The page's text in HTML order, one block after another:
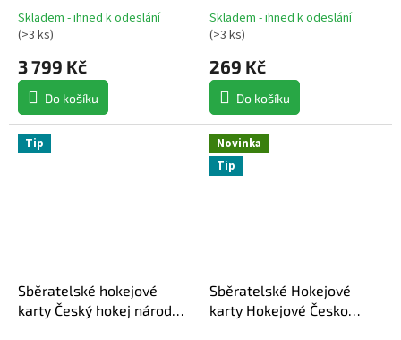
Skladem - ihned k odeslání
(>3 ks)
3 799 Kč
Do košíku
Centennial Hobby balíček
Skladem - ihned k odeslání
(>3 ks)
269 Kč
Do košíku
Tip
Sběratelské hokejové
karty Český hokej národní
Novinka
Tip
Sběratelské Hokejové
karty Hokejové Česko